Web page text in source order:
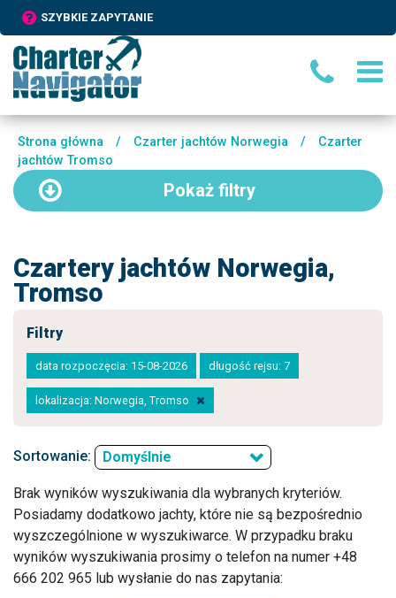
SZYBKIE ZAPYTANIE
Strona główna / Czarter jachtów Norwegia /
Czarter
jachtów Tromso
Pokaż filtry
Czartery jachtów Norwegia,
Tromso
Filtry
data rozpoczęcia: 15-08-2026 długość rejsu: 7
lokalizacja: Norwegia, Tromso
Sortowanie: Domyślnie
Brak wyników wyszukiwania dla wybranych kryteriów.
Posiadamy dodatkowo jachty, które nie są bezpośrednio
wyszczególnione w wyszukiwarce. W przypadku braku
wyników wyszukiwania prosimy o telefon na numer +48
666 202 965 lub wysłanie do nas zapytania: